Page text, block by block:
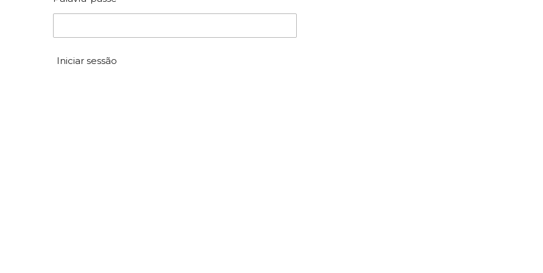
Iniciar sessão